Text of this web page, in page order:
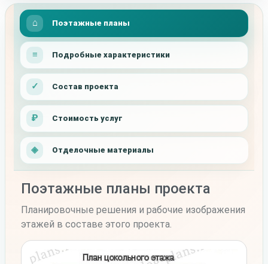
Поэтажные планы
Подробные характеристики
Состав проекта
Стоимость услуг
Отделочные материалы
Поэтажные планы проекта
Планировочные решения и рабочие изображения
этажей в составе этого проекта.